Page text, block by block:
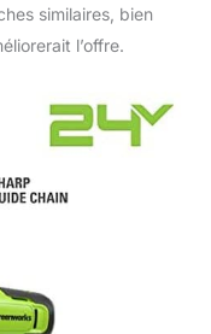
Le
la mini-
1 X
Ah, 1 X
Manuel
et 1 X Sac
similaires, bien
l’offre.